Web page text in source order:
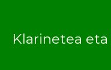
contenido
Klarinetea